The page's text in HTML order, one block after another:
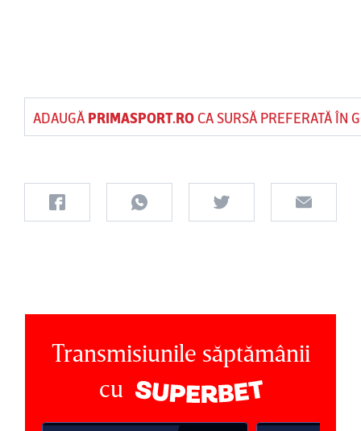
ADAUGĂ PRIMASPORT.ROCA SURSĂ PREFERATĂ ÎN
Transmisiunile săptămânii
cu